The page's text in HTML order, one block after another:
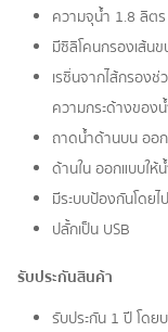
ความจุน้ำ 1.8 ลิตร
มีซิลิโคนกรองเส้น
เรซิ่นจากไส้กรอง
ความกระด้างของ
ถาดน้ำด้านบน ออก
ด้านใน ออกแบบให้
มีระบบป้องกันโดย
ปลั้กเป็น USB
รับประกันสินค้า
รับประกัน 1 ปี โด